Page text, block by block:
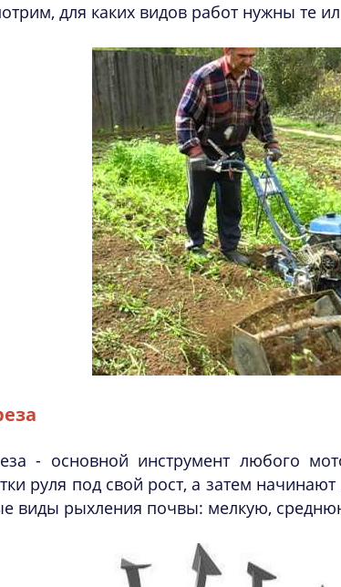
для каких видов работ нужны те
- основной инструмент любого
руля под свой рост, а затем
виды рыхления почвы: мелкую,